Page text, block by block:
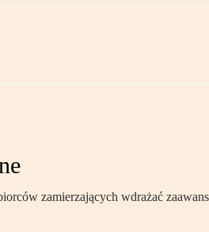
zamierzających wdrażać